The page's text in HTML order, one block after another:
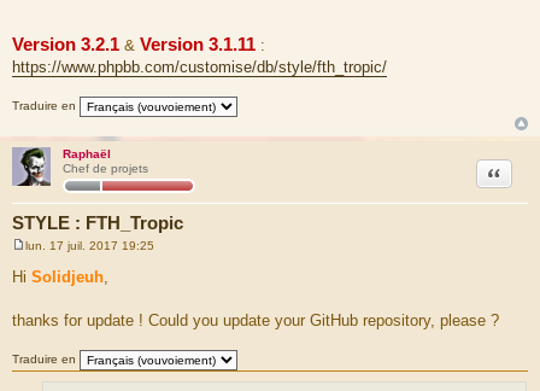
Version 3.2.1 & Version 3.1.11 :
https://www.phpbb.com/customise/db/style/fth_tropic/
Traduire en
Raphaël
Chef de projets
STYLE : FTH_Tropic
Citation
e
a
g
lun. 17 juil. 2017 19:25
Hi Solidjeuh,
thanks for update ! Could you update your GitHub repository, please ?
Traduire en